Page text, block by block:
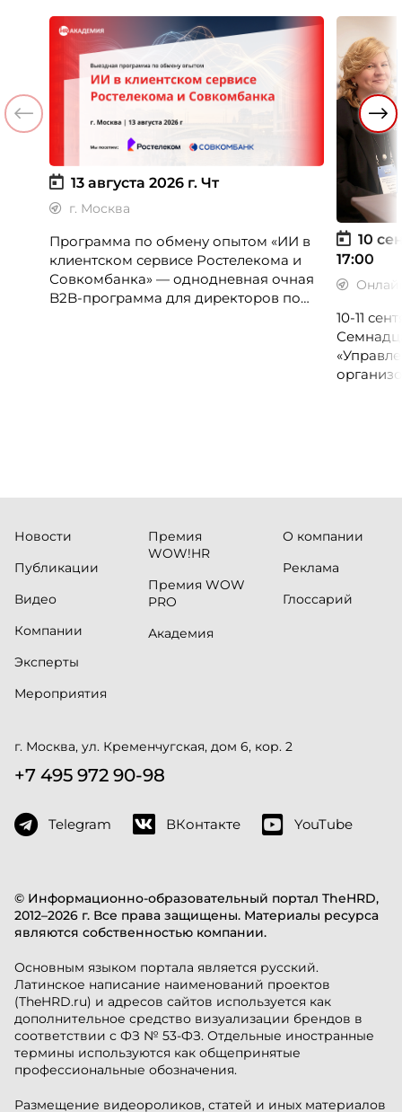
13 августа 2026 г. Чт
г. Москва
Программа по обмену опытом «ИИ в
клиентском сервисе Ростелекома и
Совкомбанка» — однодневная очная
B2B-программа для директоров по
10
17:00
10-11
© Информационно-образовательный портал TheHRD,
2012–2026 г. Все права защищены. Материалы ресурса
являются собственностью компании.
Основным языком портала является русский.
Латинское написание наименований проектов
(TheHRD.ru) и адресов сайтов используется как
дополнительное средство визуализации брендов в
соответствии с ФЗ № 53-ФЗ. Отдельные иностранные
термины используются как общепринятые
профессиональные обозначения.
Размещение видеороликов, статей и иных материалов
Новости
Публикации
Видео
Компании
Эксперты
Мероприятия
Премия
WOW!HR
Премия WOW
PRO
Академия
О компании
Реклама
Глоссарий
г. Москва, ул. Кременчугская, дом 6, кор. 2
+7 495 972 90-98
Telegram ВКонтакте YouTube